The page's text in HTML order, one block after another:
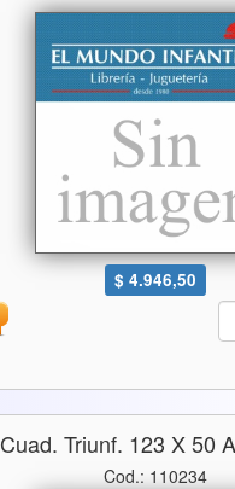
$ 4.946,50
Cuad. Triunf. 123 X 50
Cod.: 110234